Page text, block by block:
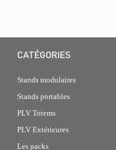
CATÉGORIES
Stands modulaires
Stands portables
PLV Totems
PLV Extérieures
Les packs